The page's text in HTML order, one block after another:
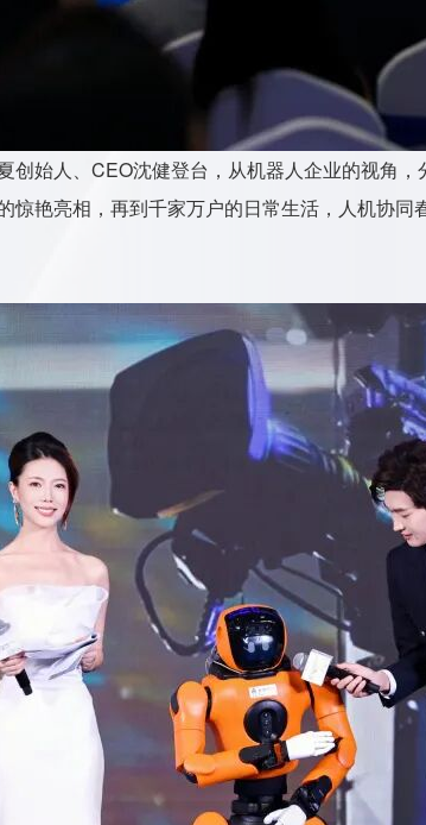
创始人、CEO沈健登台，从机器人企业的视角
惊艳亮相，再到千家万户的日常生活，人机协